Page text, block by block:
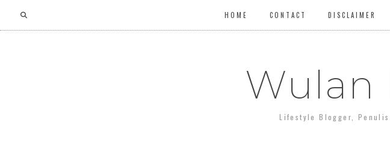
HOME CONTACT DISCLAIMER
Wulan
Lifestyle Blogger,